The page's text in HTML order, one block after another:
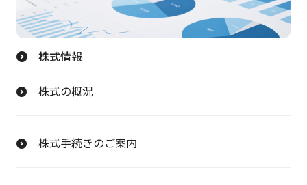
株式情報
株式の概況
株式手続きのご案内